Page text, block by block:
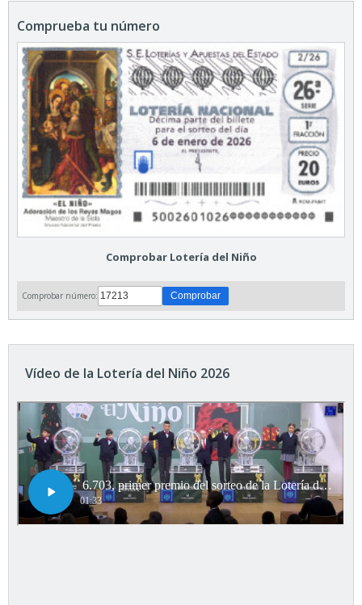
Comprueba tu número
Comprobar Lotería del Niño
Comprobar número:
Vídeo de la Lotería del Niño 2026